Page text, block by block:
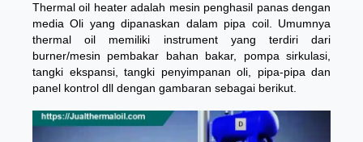
Thermal oil heater adalah mesin penghasil panas dengan
media Oli yang dipanaskan dalam pipa coil. Umumnya
thermal oil memiliki instrument yang terdiri dari
burner/mesin pembakar bahan bakar, pompa sirkulasi,
tangki ekspansi, tangki penyimpanan oli, pipa-pipa dan
panel kontrol dll dengan gambaran sebagai berikut.